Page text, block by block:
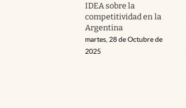
IDEA sobre la
competitividad en la
Argentina
martes, 28 de Octubre de
2025